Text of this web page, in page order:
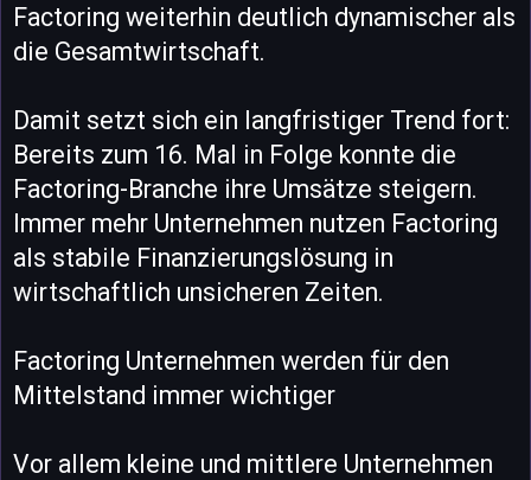
Factoring weiterhin deutlich dynamischer als
die Gesamtwirtschaft.
Damit setzt sich ein langfristiger Trend fort:
Bereits zum 16. Mal in Folge konnte die
Factoring-Branche ihre Umsätze steigern.
Immer mehr Unternehmen nutzen Factoring
als stabile Finanzierungslösung in
wirtschaftlich unsicheren Zeiten.
Factoring Unternehmen werden für den
Mittelstand immer wichtiger
Vor allem kleine und mittlere Unternehmen